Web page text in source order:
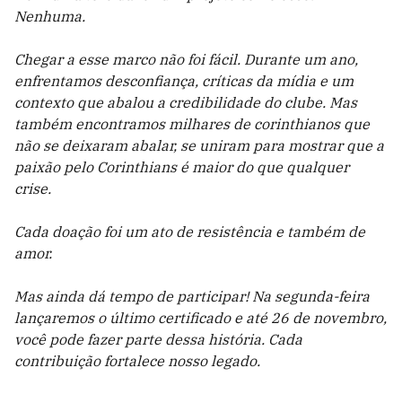
Nenhuma.
Chegar a esse marco não foi fácil. Durante um ano,
enfrentamos desconfiança, críticas da mídia e um
contexto que abalou a credibilidade do clube. Mas
também encontramos milhares de corinthianos que
não se deixaram abalar, se uniram para mostrar que a
paixão pelo Corinthians é maior do que qualquer
crise.
Cada doação foi um ato de resistência e também de
amor.
Mas ainda dá tempo de participar! Na segunda-feira
lançaremos o último certificado e até 26 de novembro,
você pode fazer parte dessa história. Cada
contribuição fortalece nosso legado.